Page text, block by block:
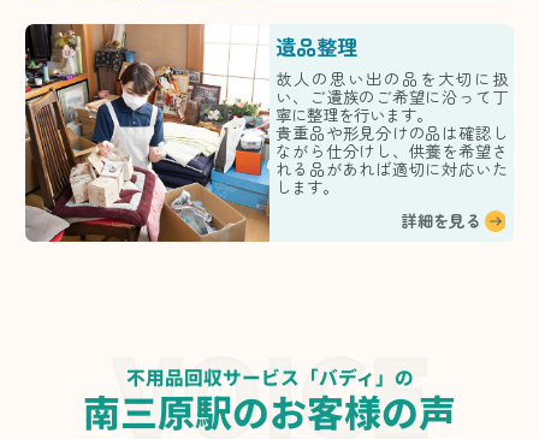
遺品整理
故人の思い出の品を大切に扱
い、ご遺族のご希望に沿って丁
寧に整理を行います。
貴重品や形見分けの品は確認し
ながら仕分けし、供養を希望さ
れる品があれば適切に対応いた
します。
詳細を見る
不用品回収サービス「バディ」の
南三原駅のお客様の声